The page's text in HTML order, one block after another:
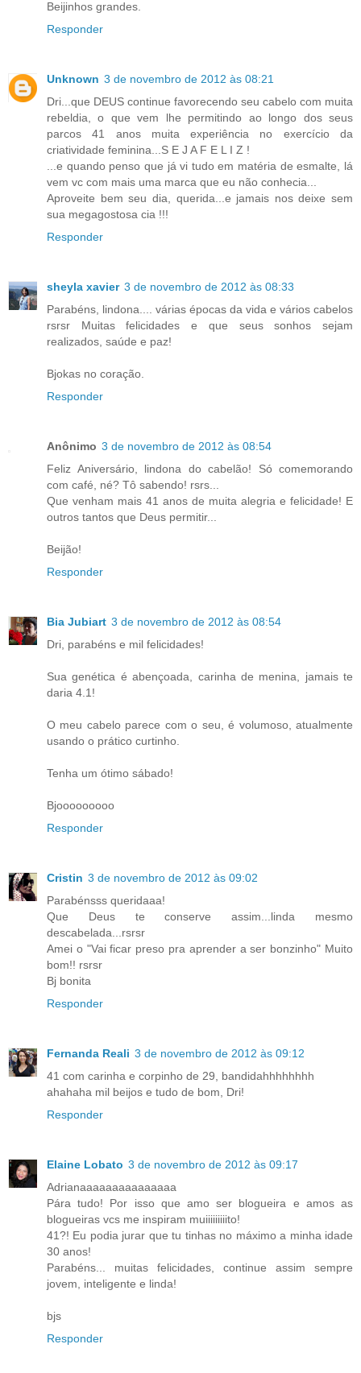
Beijinhos grandes.
Responder
Unknown 3 de novembro de 2012 às 08:21
Dri...que DEUS continue favorecendo seu cabelo com muita
rebeldia, o que vem lhe permitindo ao longo dos seus
parcos 41 anos muita experiência no exercício da
criatividade feminina...S E J A F E L I Z !
...e quando penso que já vi tudo em matéria de esmalte, lá
vem vc com mais uma marca que eu não conhecia...
Aproveite bem seu dia, querida...e jamais nos deixe sem
sua megagostosa cia !!!
Responder
sheyla xavier 3 de novembro de 2012 às 08:33
Parabéns, lindona.... várias épocas da vida e vários cabelos
rsrsr Muitas felicidades e que seus sonhos sejam
realizados, saúde e paz!
Bjokas no coração.
Responder
Anônimo 3 de novembro de 2012 às 08:54
Feliz Aniversário, lindona do cabelão! Só comemorando
com café, né? Tô sabendo! rsrs...
Que venham mais 41 anos de muita alegria e felicidade! E
outros tantos que Deus permitir...
Beijão!
Responder
Bia Jubiart 3 de novembro de 2012 às 08:54
Dri, parabéns e mil felicidades!
Sua genética é abençoada, carinha de menina, jamais te
daria 4.1!
O meu cabelo parece com o seu, é volumoso, atualmente
usando o prático curtinho.
Tenha um ótimo sábado!
Bjooooooooo
Responder
Cristin 3 de novembro de 2012 às 09:02
Parabénsss queridaaa!
Que Deus te conserve assim...linda mesmo
descabelada...rsrsr
Amei o "Vai ficar preso pra aprender a ser bonzinho" Muito
bom!! rsrsr
Bj bonita
Responder
Fernanda Reali 3 de novembro de 2012 às 09:12
41 com carinha e corpinho de 29, bandidahhhhhhhh
ahahaha mil beijos e tudo de bom, Dri!
Responder
Elaine Lobato 3 de novembro de 2012 às 09:17
Adrianaaaaaaaaaaaaaaa
Pára tudo! Por isso que amo ser blogueira e amos as
blogueiras vcs me inspiram muiiiiiiiiito!
41?! Eu podia jurar que tu tinhas no máximo a minha idade
30 anos!
Parabéns... muitas felicidades, continue assim sempre
jovem, inteligente e linda!
bjs
Responder